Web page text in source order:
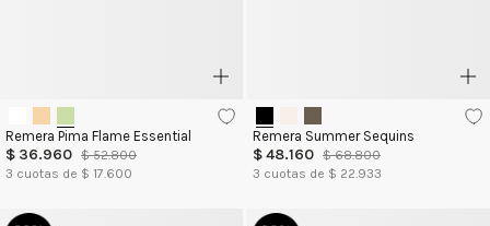
Remera Pima Flame Essential
$ 36.960 $ 52.800
3 cuotas de $ 17.600
Remera Summer Sequins
$48.160 $ 68.800
3 cuotas de $ 22.933